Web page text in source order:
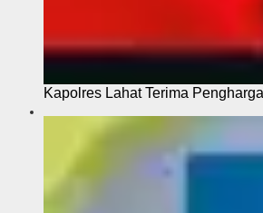
Kapolres Lahat Terima